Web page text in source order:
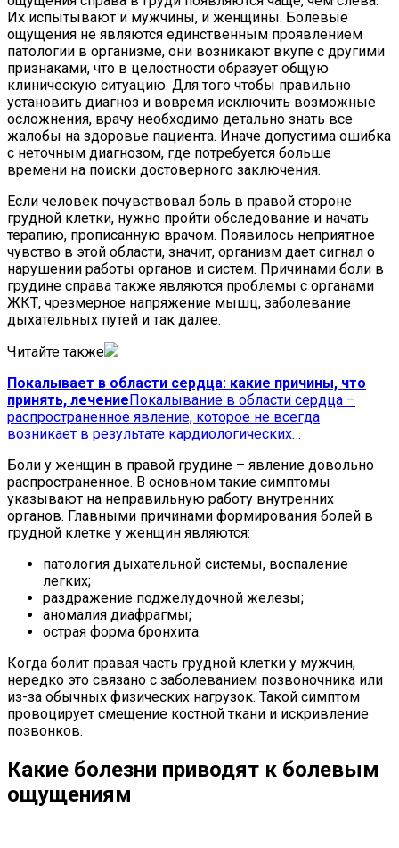
Их испытывают и мужчины, и женщины. Болевые
ощущения не являются единственным проявлением
патологии в организме, они возникают вкупе с другими
признаками, что в целостности образует общую
клиническую ситуацию. Для того чтобы правильно
установить диагноз и вовремя исключить возможные
осложнения, врачу необходимо детально знать все
жалобы на здоровье пациента. Иначе допустима ошибка
с неточным диагнозом, где потребуется больше
времени на поиски достоверного заключения.
Если человек почувствовал боль в правой стороне
грудной клетки, нужно пройти обследование и начать
терапию, прописанную врачом. Появилось неприятное
чувство в этой области, значит, организм дает сигнал о
нарушении работы органов и систем. Причинами боли в
грудине справа также являются проблемы с органами
ЖКТ, чрезмерное напряжение мышц, заболевание
дыхательных путей и так далее.
Читайте также
Покалывает в области сердца: какие причины, что
принять, лечение Покалывание в области сердца –
распространенное явление, которое не всегда
возникает в результате кардиологических…
Боли у женщин в правой грудине – явление довольно
распространенное. В основном такие симптомы
указывают на неправильную работу внутренних
органов. Главными причинами формирования болей в
грудной клетке у женщин являются:
патология дыхательной системы, воспаление
легких;
раздражение поджелудочной железы;
аномалия диафрагмы;
острая форма бронхита.
Когда болит правая часть грудной клетки у мужчин,
нередко это связано с заболеванием позвоночника или
из-за обычных физических нагрузок. Такой симптом
провоцирует смещение костной ткани и искривление
позвонков.
Какие болезни приводят к болевым
ощущениям